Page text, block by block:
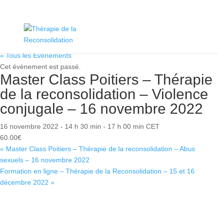
« Tous les Évènements
Cet évènement est passé.
Master Class Poitiers –
Thérapie de la reconsolidation
– Violence conjugale – 16
novembre 2022
16 novembre 2022 - 14 h 30 min
60.00€
«Master Class Poitiers – Thérapie de la reconsolidation – Abus
sexuels – 16 novembre 2022
Formation en ligne – Thérapie de la Reconsolidation – 15 et 16